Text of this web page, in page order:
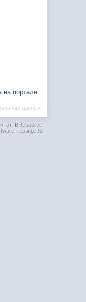
на портале
данных
от IBResource
Testing.Ru